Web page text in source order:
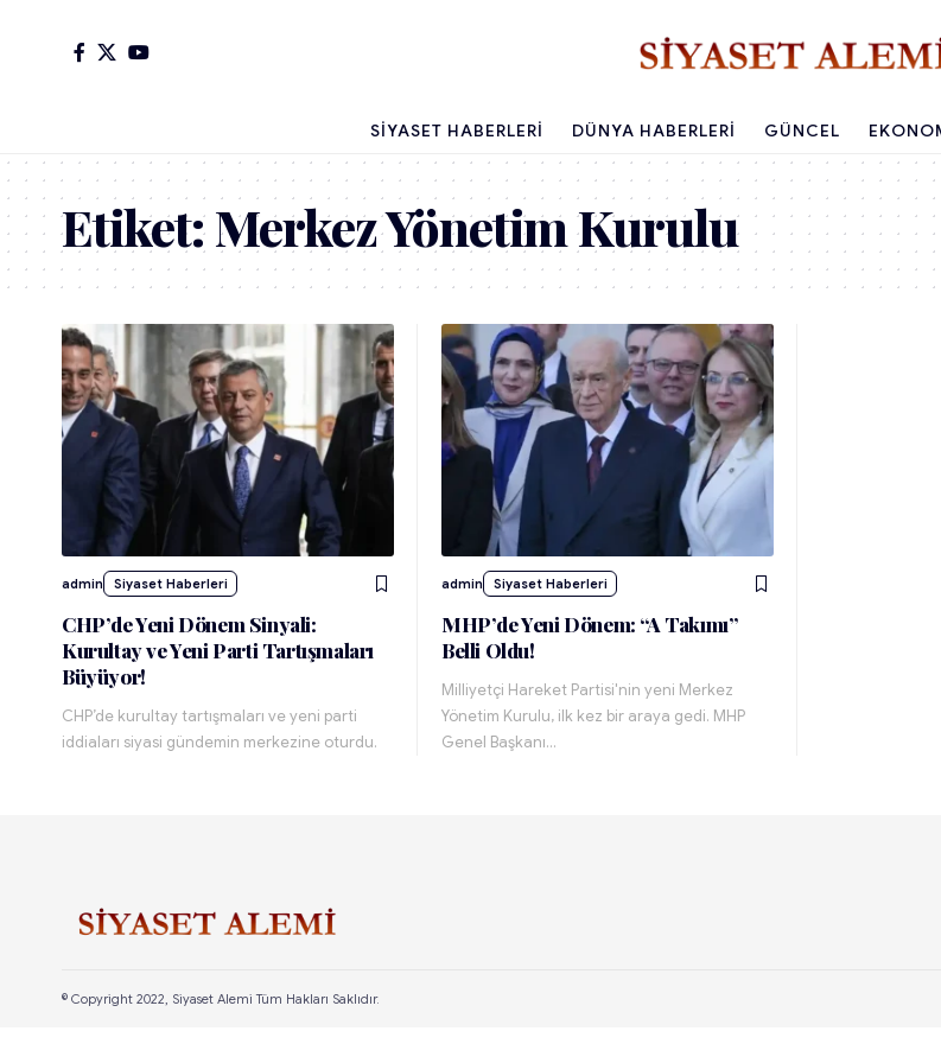
SIYASET HABERLERI DÜNYA HABERLERI GÜNCEL
Etiket:Merkez Yönetim Kurulu
admin Siyaset Haberleri
CHP’de Yeni Dönem Sinyali:
Kurultay ve Yeni Parti Tartışmaları
Büyüyor!
CHP’de kurultay tartışmaları ve yeni parti
iddiaları siyasi gündemin merkezine oturdu.
admin Siyaset Haberleri
MHP’de Yeni Dönem: “A Takımı”
Belli Oldu!
Milliyetçi Hareket Partisi'nin yeni Merkez
Yönetim Kurulu, ilk kez bir araya gedi. MHP
Genel Başkanı…
© Copyright 2022, Siyaset Alemi Tüm Hakları Saklıdır.